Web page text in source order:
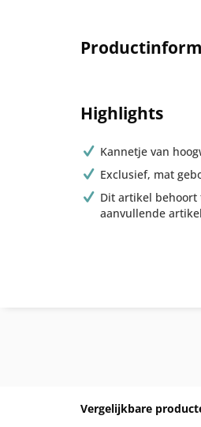
Highlights
Kannetje van
Exclusief, mat
Dit artikel behoort
aanvullende
Vergelijkbare